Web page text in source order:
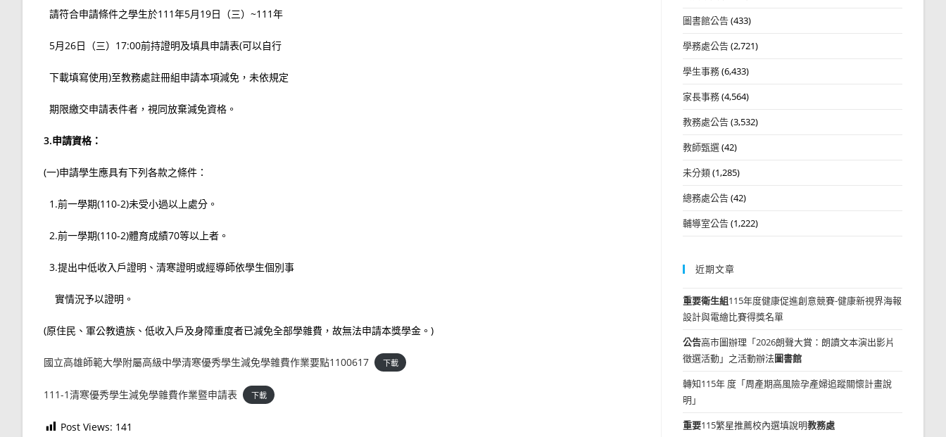
請符合申請條件之學生於111年5月19日（三）~111年
5月26日（三）17:00前持證明及填具申請表(可以自行
下載填寫使用)至教務處註冊組申請本項減免，未依規定
期限繳交申請表件者，視同放棄減免資格。
3.申請資格：
(一)申請學生應具有下列各款之條件：
1.前一學期(110-2)未受小過以上處分。
2.前一學期(110-2)體育成績70等以上者。
3.提出中低收入戶證明、清寒證明或經導師依學生個別事
實情況予以證明。
(原住民、軍公教遺族、低收入戶及身障重度者已減免全部學雜費，故無法申請本獎學金。)
國立高雄師範大學附屬高級中學清寒優秀學生減免學雜費作業要點1100617 下載
111-1清寒優秀學生減免學雜費作業暨申請表 下載
Post Views: 141
圖書館公告(433)
學務處公告(2,721)
學生事務(6,433)
家長事務(4,564)
教務處公告(3,532)
教師甄選(42)
未分類(1,285)
總務處公告(42)
輔導室公告(1,222)
近期文章
重要衛生組115年度健康促進創意競賽-健康新視界海報
設計與電繪比賽得獎名單
公告高市圖辦理「2026朗聲大賞：朗讀文本演出影片
徵選活動」之活動辦法圖書館
轉知115年 度「周產期高風險孕產婦追蹤關懷計畫說
明」
重要115繁星推薦校內選填說明教務處